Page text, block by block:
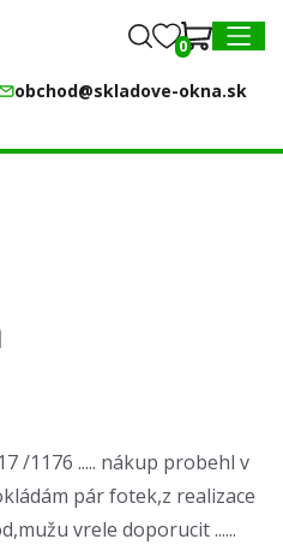
0
obchod@skladove-okna.sk
0
/1176 ..... nákup probehl v
pár fotek,z realizace
vrele doporucit ......